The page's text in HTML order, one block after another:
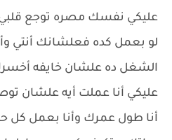
عليكي نفسك مصره توجع قلبي
لو بعمل كده فعلشانك أنتي
الشغل ده علشان خايفه
عليكي أنا عملت أيه علشان
أنا طول عمرك وأنا بعمل كل